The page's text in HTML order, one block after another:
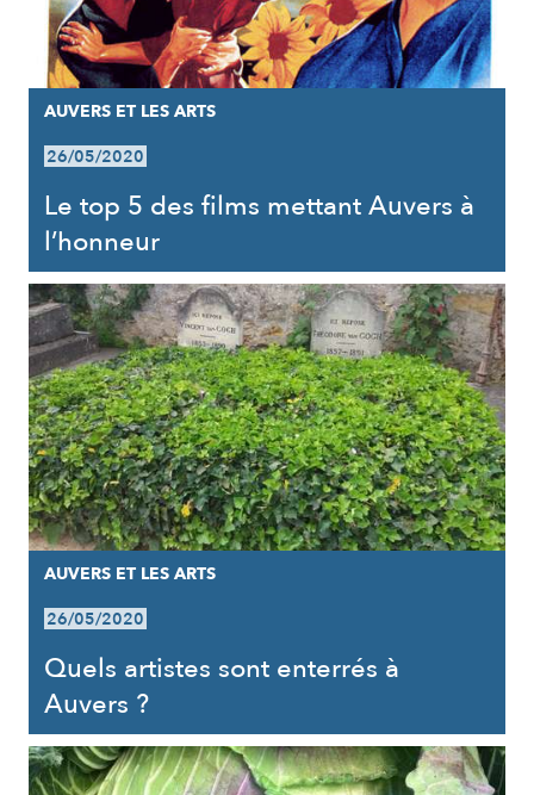
AUVERS ET LES ARTS
26/05/2020
Le top 5 des films mettant Auvers à
l’honneur
AUVERS ET LES ARTS
26/05/2020
Quels artistes sont enterrés à
Auvers ?